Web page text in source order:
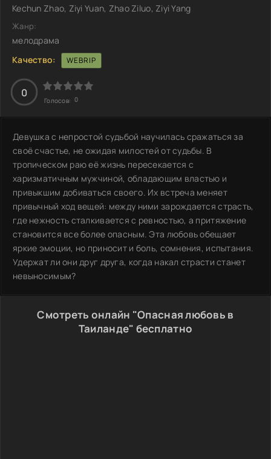
Kechun Zhao, Ziyi Yuan, Zhao Ziluo, Ziyi Yang
Жанр:
мелодрама
Качество:
WEBRIP
0
Голосов: 0
Девушка с непростой судьбой научилась сражаться за
своё счастье, не ожидая милостей от судьбы. В
тропическом раю её жизнь пересекается с
харизматичным мужчиной, обладающим властью и
привыкшим добиваться своего. Их встреча меняет
привычный ход вещей: между ними зарождается страсть,
где нежность сталкивается с ревностью, а притяжение
становится все более опасным. Эта любовь обещает
яркие эмоции, но приносит и боль, сомнения, испытания.
Удержат ли они друг друга, когда накал страсти станет
невыносимым?
Смотреть онлайн "Опасная любовь в
Таиланде" бесплатно